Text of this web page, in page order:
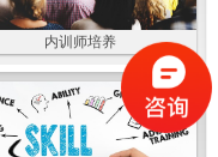
内训师培养